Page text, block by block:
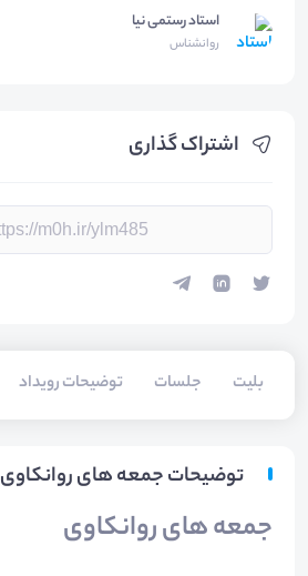
اشتراک گذاری
بلیت‌ جلسات توضیحات رویداد
استاد رستمی نیا
روانشناس
توضیحات جمعه های روانکاوی
جمعه های روانکاوی